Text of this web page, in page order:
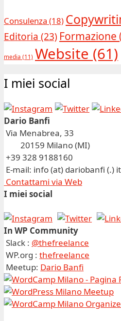
Consulenza (18)
Editoria (23) Formazione
media (11) Website (61)
I miei social
Dario Banfi
Via Menabrea, 33
20159 Milano (MI)
+39 328 9188160
E-mail: info (at) dariobanfi (.) it
Contattami via Web
I miei social
In WP Community
Slack : @thefreelance
WP.org : thefreelance
Meetup: Dario Banfi